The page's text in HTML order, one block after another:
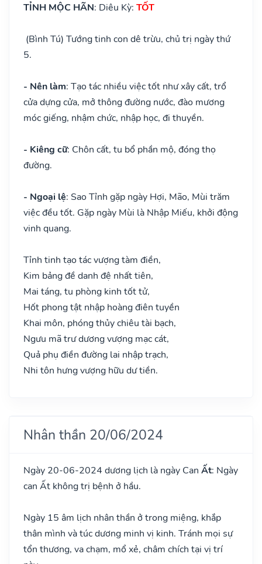
TỈNH MỘC HÃN: Diêu Kỳ: TỐT
(Bình Tú) Tướng tinh con dê trừu, chủ trị ngày thứ
5.
- Nên làm: Tạo tác nhiều việc tốt như xây cất, trổ
cửa dựng cửa, mở thông đường nước, đào mương
móc giếng, nhậm chức, nhập học, đi thuyền.
- Kiêng cữ: Chôn cất, tu bổ phần mộ, đóng thọ
đường.
- Ngoại lệ: Sao Tỉnh gặp ngày Hợi, Mão, Mùi trăm
việc đều tốt. Gặp ngày Mùi là Nhập Miếu, khởi động
vinh quang.
Tỉnh tinh tạo tác vượng tàm điền,
Kim bảng đề danh đệ nhất tiên,
Mai táng, tu phòng kinh tốt tử,
Hốt phong tật nhập hoàng điên tuyền
Khai môn, phóng thủy chiêu tài bạch,
Ngưu mã trư dương vượng mạc cát,
Quả phụ điền đường lai nhập trạch,
Nhi tôn hưng vượng hữu dư tiền.
Nhân thần 20/06/2024
Ngày 20-06-2024 dương lịch là ngày Can Ất: Ngày
can Ất không trị bệnh ở hầu.
Ngày 15 âm lịch nhân thần ở trong miệng, khắp
thân mình và túc dương minh vị kinh. Tránh mọi sự
tổn thương, va chạm, mổ xẻ, châm chích tại vị trí